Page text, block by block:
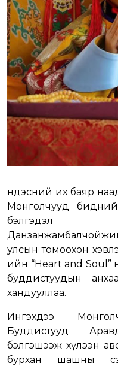
Үндэсний их баяр
Монголчууд
бэлгэдэл
улсын томоохон
ийн “Heart and Soul”
буддистуудын
хандууллаа.
Ингэхдээ
Буддистууд
бэлгэшээж хүлээн
бурхан шашны